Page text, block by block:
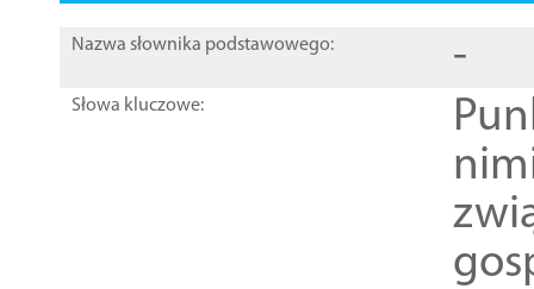
Nazwa słownika podstawowego: -
Słowa kluczowe: